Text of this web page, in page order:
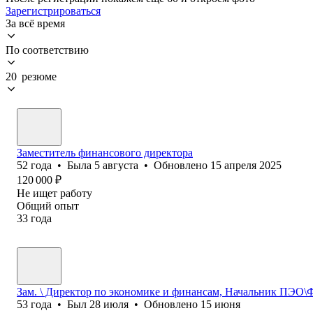
Зарегистрироваться
За всё время
По соответствию
20 резюме
Заместитель финансового директора
52 года • Была 5 августа • Обновлено 15 апреля 2025
120 000 ₽
Не ищет работу
Общий опыт
33 года
Зам. \ Директор по экономике и финансам, Начальник
53 года • Был 28 июля • Обновлено 15 июня